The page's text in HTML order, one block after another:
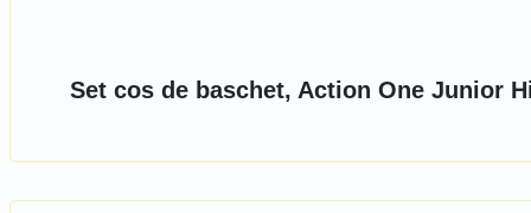
Set cos de baschet, Action One Junior